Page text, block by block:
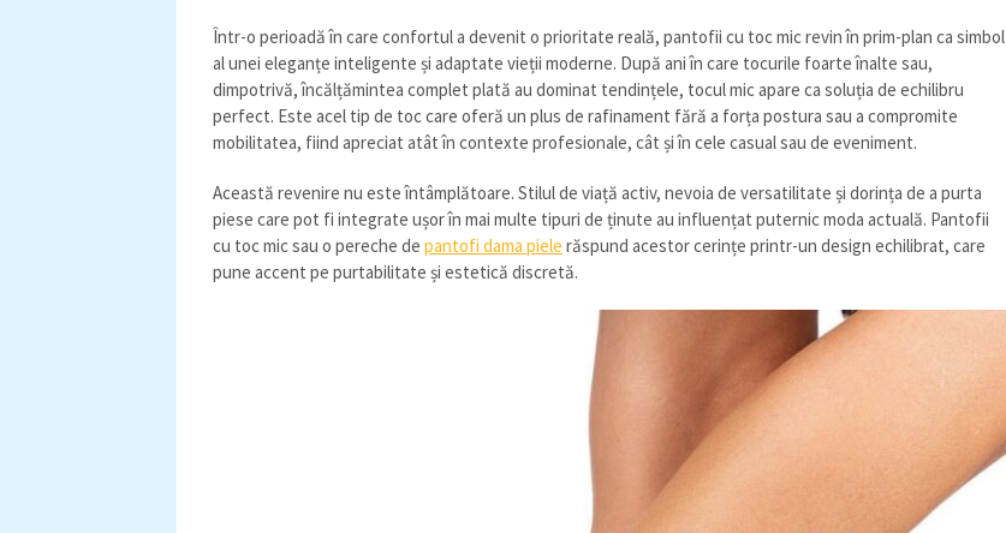
Într-o perioadă în care confortul a devenit o prioritate reală, pantofii cu toc mic revin în prim-plan ca simbol
al unei eleganțe inteligente și adaptate vieții moderne. După ani în care tocurile foarte înalte sau,
dimpotrivă, încălțămintea complet plată au dominat tendințele, tocul mic apare ca soluția de echilibru
perfect. Este acel tip de toc care oferă un plus de rafinament fără a forța postura sau a compromite
mobilitatea, fiind apreciat atât în contexte profesionale, cât și în cele casual sau de eveniment.
Această revenire nu este întâmplătoare. Stilul de viață activ, nevoia de versatilitate și dorința de a purta
piese care pot fi integrate ușor în mai multe tipuri de ținute au influențat puternic moda actuală. Pantofii
cu toc mic sau o pereche de pantofi dama piele răspund acestor cerințe printr-un design echilibrat, care
pune accent pe purtabilitate și estetică discretă.